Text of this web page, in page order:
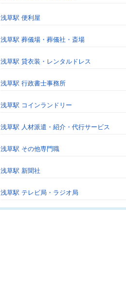
浅草駅 便利屋
浅草駅 葬儀場・葬儀社・斎場
浅草駅 貸衣装・レンタルドレス
浅草駅 行政書士事務所
浅草駅 コインランドリー
浅草駅 人材派遣・紹介・代行サービス
浅草駅 その他専門職
浅草駅 新聞社
浅草駅 テレビ局・ラジオ局